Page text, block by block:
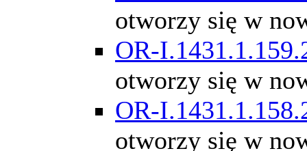
otworzy się w
OR-
otworzy się w
OR-
otworzy się w